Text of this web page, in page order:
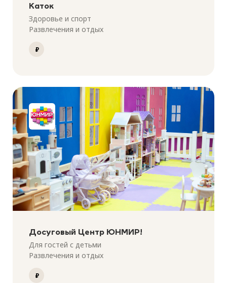
Каток
Здоровье и спорт
Развлечения и отдых
₽
Досуговый Центр ЮНМИР!
Для гостей с детьми
Развлечения и отдых
₽